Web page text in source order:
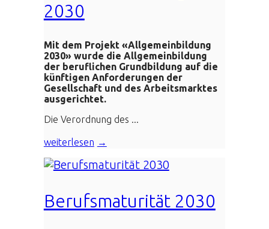
2030
Mit dem Projekt «Allgemeinbildung
2030» wurde die Allgemeinbildung
der beruflichen Grundbildung auf die
künftigen Anforderungen der
Gesellschaft und des Arbeitsmarktes
ausgerichtet.
Die Verordnung des ...
weiterlesen
Berufsmaturität 2030